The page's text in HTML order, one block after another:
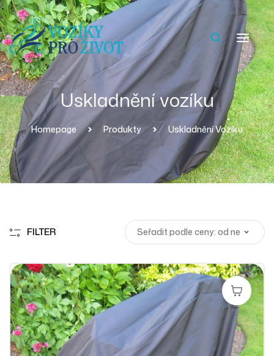
Uskladnění vozíku
Homepage Produkty Uskladnění Vozíku
FILTER
Výběr